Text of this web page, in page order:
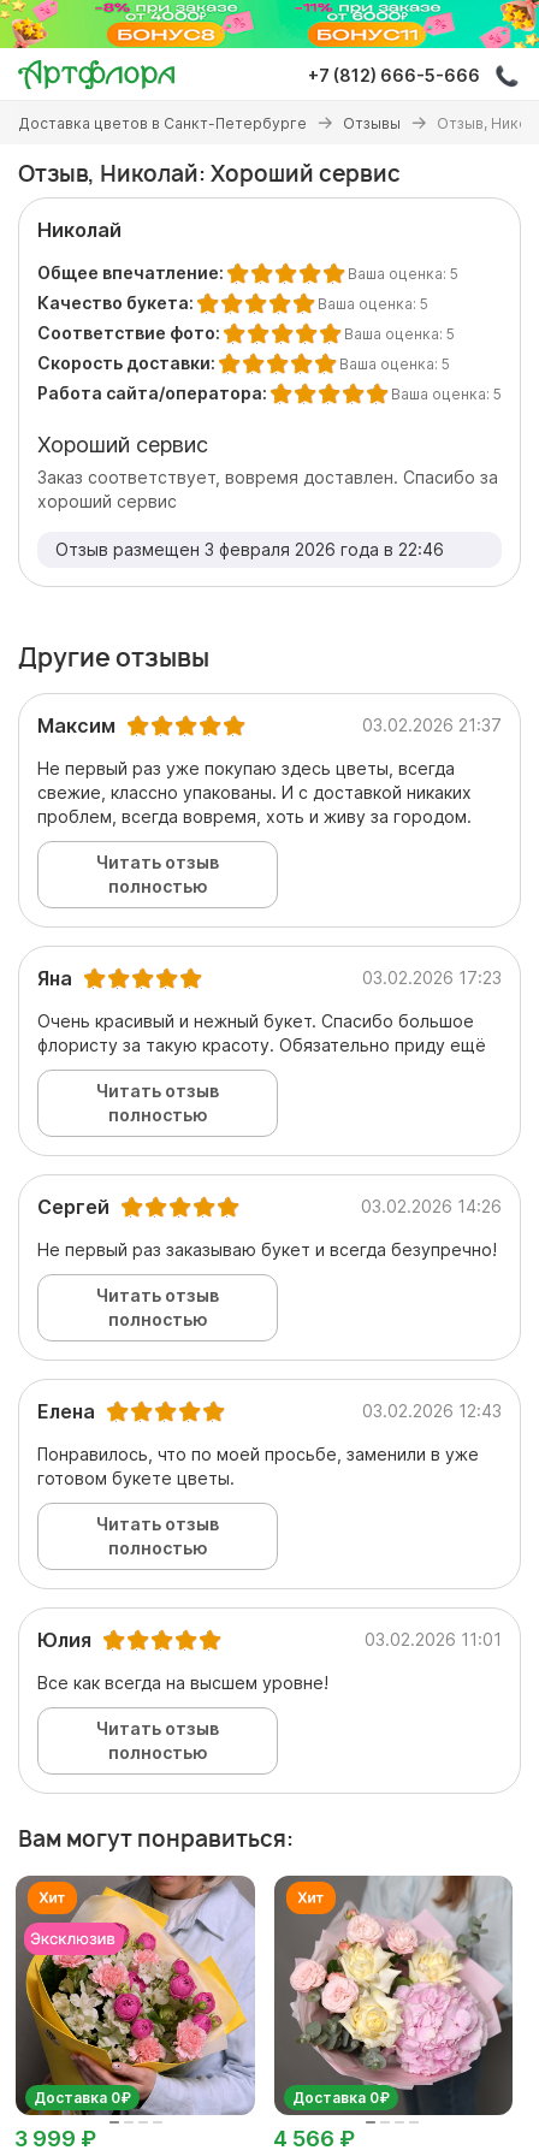
Перейти
основному
содержанию
+7 (812) 666-5-666
Вы
здесь
Доставка цветов в Санкт-Петербурге Отзывы Отзыв,
Отзыв, Николай: Хороший сервис
Николай
Общее впечатление: Ваша оценка: 5
Качество букета: Ваша оценка: 5
Соответствие фото: Ваша оценка: 5
Скорость доставки: Ваша оценка: 5
Работа сайта/оператора: Ваша оценка: 5
Хороший сервис
Заказ соответствует, вовремя доставлен. Спасибо за
хороший сервис
Отзыв размещен 3 февраля 2026 года в 22:46
Другие отзывы
Максим 03.02.2026 21:37
Не первый раз уже покупаю здесь цветы, всегда
свежие, классно упакованы. И с доставкой никаких
проблем, всегда вовремя, хоть и живу за городом.
Читать отзыв
полностью
Яна 03.02.2026 17:23
Очень красивый и нежный букет. Спасибо большое
флористу за такую красоту. Обязательно приду ещё
Читать отзыв
полностью
Сергей 03.02.2026 14:26
Не первый раз заказываю букет и всегда безупречно!
Читать отзыв
полностью
Елена 03.02.2026 12:43
Понравилось, что по моей просьбе, заменили в уже
готовом букете цветы.
Читать отзыв
полностью
Юлия 03.02.2026 11:01
Все как всегда на высшем уровне!
Читать отзыв
полностью
Вам могут понравиться:
Доставка 0₽
3 999 ₽
Доставка 0₽
4 566 ₽